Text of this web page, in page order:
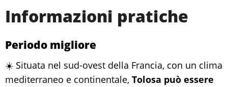
Informazioni pratiche
Periodo migliore
☀️ Situata nel sud-ovest della Francia, con un clima
mediterraneo e continentale, Tolosa può essere